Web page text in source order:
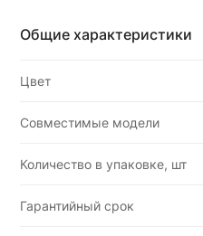
Общие характеристики
Цвет
Совместимые модели
Количество в упаковке, шт
Гарантийный срок